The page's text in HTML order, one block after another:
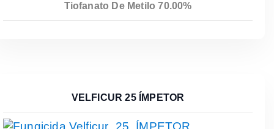
Tiofanato De Metilo 70.00%
VELFICUR 25 ÍMPETOR